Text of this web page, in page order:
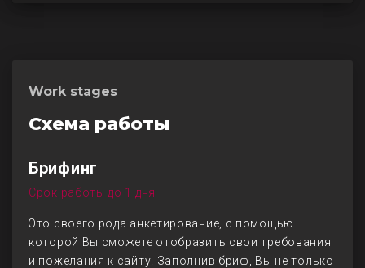
Work stages
Схема работы
Брифинг
Срок работы до 1 дня
Это своего рода анкетирование, с помощью
которой Вы сможете отобразить свои требования
и пожелания к сайту. Заполнив бриф, Вы не только